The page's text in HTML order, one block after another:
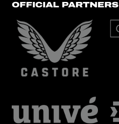
OFFICIAL PARTNERS